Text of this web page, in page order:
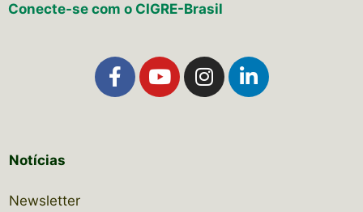
Conecte-se com o CIGRE-Brasil
Notícias
Newsletter